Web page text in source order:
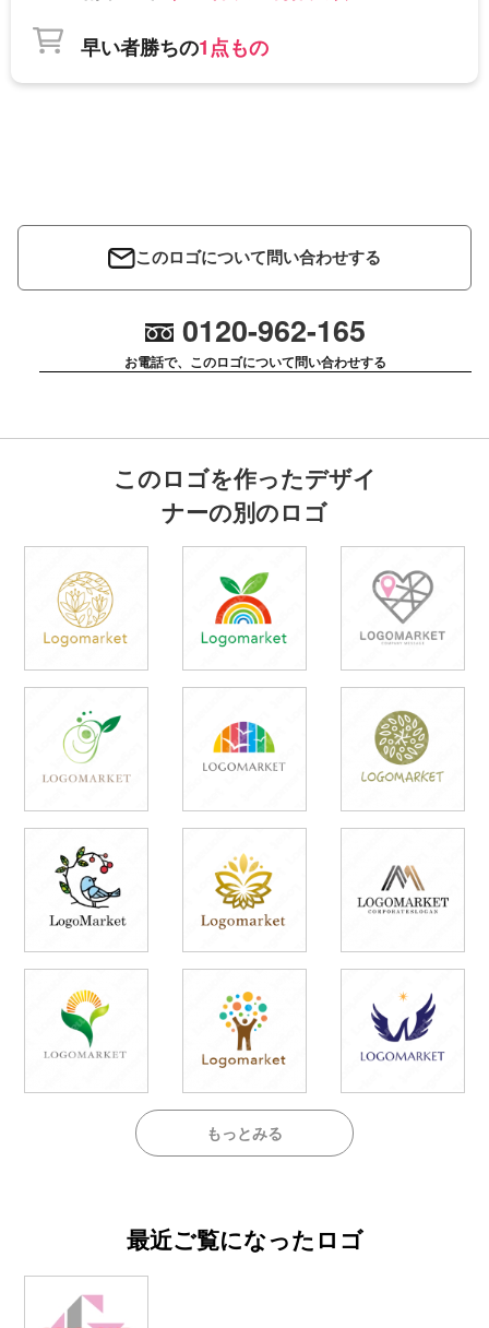
早い者勝ちの1点もの
このロゴについて問い合わせする
0120-962-165
お電話で、このロゴについて問い合わせする
このロゴを作ったデザイ
ナーの別のロゴ
もっとみる
最近ご覧になったロゴ